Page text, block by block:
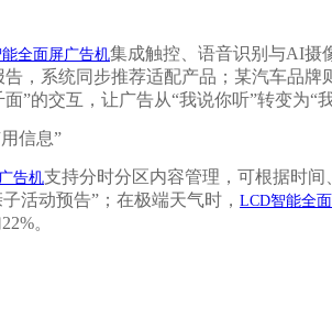
全面屏广告机集成触控、语音识别与AI摄
，系统同步推荐适配产品；某汽车
”的交互，让广告从“我说你听”转变为“
信息”
告机支持分时分区内容管理，可根据时间
活动预告”；在极端天气时， LCD智能全
。